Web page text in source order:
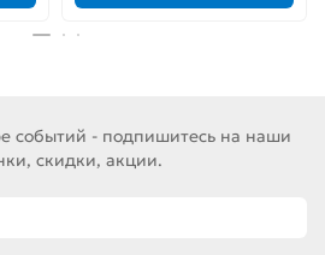
событий - подпишитесь на наши
скидки, акции.